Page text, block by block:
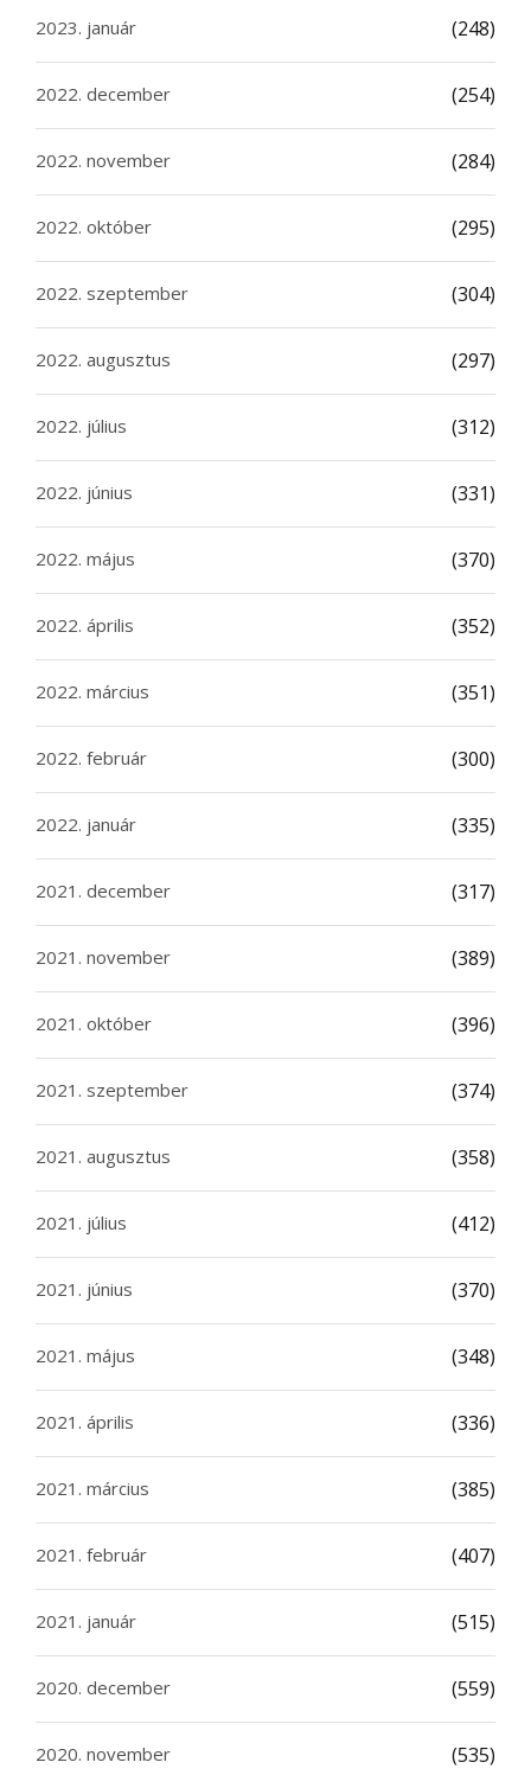
2023. január (248)
2022. december (254)
2022. november (284)
2022. október (295)
2022. szeptember (304)
2022. augusztus (297)
2022. július (312)
2022. június (331)
2022. május (370)
2022. április (352)
2022. március (351)
2022. február (300)
2022. január (335)
2021. december (317)
2021. november (389)
2021. október (396)
2021. szeptember (374)
2021. augusztus (358)
2021. július (412)
2021. június (370)
2021. május (348)
2021. április (336)
2021. március (385)
2021. február (407)
2021. január (515)
2020. december (559)
2020. november (535)